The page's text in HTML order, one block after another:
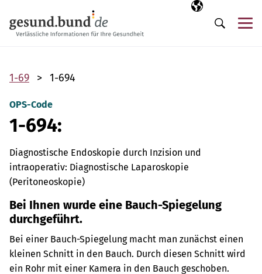
Ausgewählte
DE
Suche
1-69 1-694
OPS-Code
1-694:
Diagnostische Endoskopie durch Inzision und
intraoperativ: Diagnostische Laparoskopie
(Peritoneoskopie)
Bei Ihnen wurde eine Bauch-Spiegelung
durchgeführt.
Bei einer Bauch-Spiegelung macht man zunächst einen
kleinen Schnitt in den Bauch. Durch diesen Schnitt wird
ein Rohr mit einer Kamera in den Bauch geschoben.